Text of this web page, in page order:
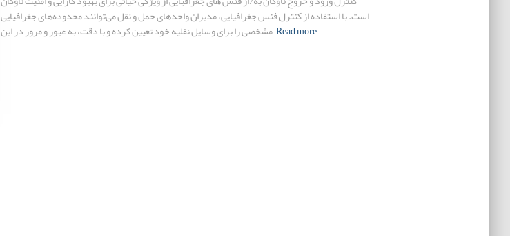
است. با استفاده از کنترل فنس جغرافیایی، مدیران واحدهای حمل و نقل می‌توانند محدوده‌های جغرافیایی
مشخصی را برای وسایل نقلیه خود تعیین کرده و با دقت، به عبور و مرور در اینRead more